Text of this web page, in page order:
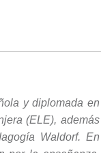
y diplomada en
(ELE), además
Waldorf. En